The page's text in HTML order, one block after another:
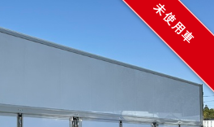
未使用車